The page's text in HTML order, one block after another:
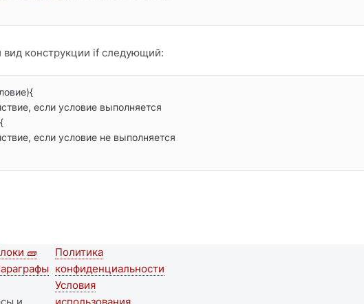
конструкции if следующий:
🧱
Футер меню
Политика
конфиденциальности
Условия